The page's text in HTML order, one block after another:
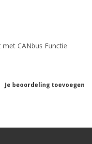
CANbus Functie
Je beoordeling toevoegen